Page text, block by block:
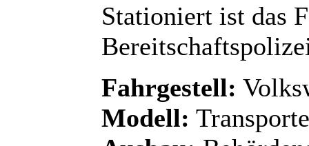
Stationiert ist das
Fahrgestell:
Modell: